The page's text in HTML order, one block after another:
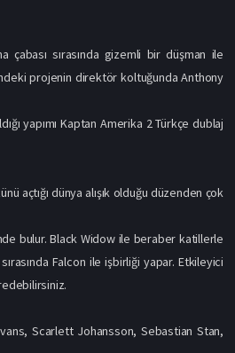
sırasında gizemli bir düşman ile
projenin direktör koltuğunda Anthony
yapımı Kaptan Amerika 2 Türkçe dublaj
açtığı dünya alışık olduğu düzenden çok
bulur. Black Widow ile beraber katillerle
Falcon ile işbirliği yapar. Etkileyici
Scarlett Johansson, Sebastian Stan,